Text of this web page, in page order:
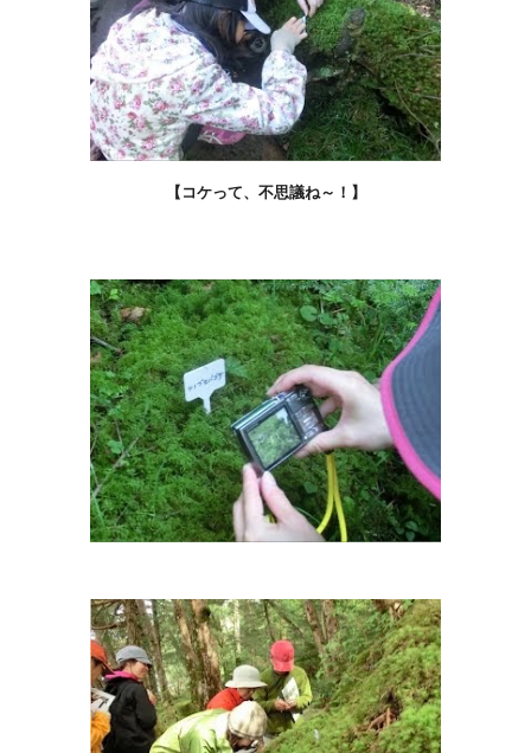
【コケって、不思議ね～！】